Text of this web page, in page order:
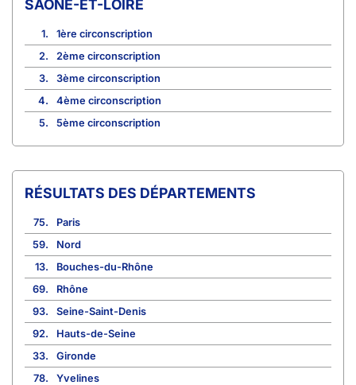
SAÔNE-ET-LOIRE
1.
1ère circonscription
2.
2ème circonscription
3.
3ème circonscription
4.
4ème circonscription
5.
5ème circonscription
RÉSULTATS DES DÉPARTEMENTS
75.
Paris
59.
Nord
13.
Bouches-du-Rhône
69.
Rhône
93.
Seine-Saint-Denis
92.
Hauts-de-Seine
33.
Gironde
78.
Yvelines